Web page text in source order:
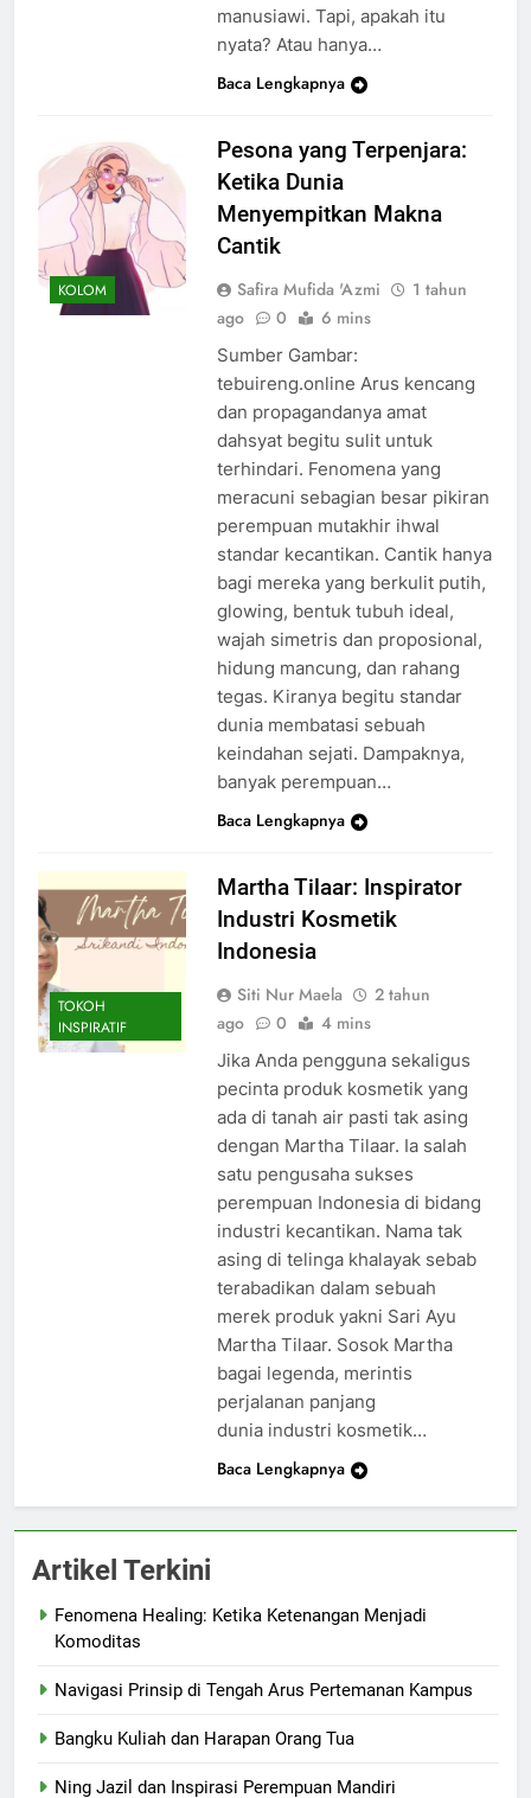
manusiawi. Tapi, apakah itu
nyata? Atau hanya…
Baca Lengkapnya
KOLOM
Pesona yang Terpenjara:
Ketika Dunia
Menyempitkan Makna
Cantik
Safira Mufida 'Azmi
1 tahun
ago
0 6 mins
Sumber Gambar:
tebuireng.online Arus kencang
dan propagandanya amat
dahsyat begitu sulit untuk
terhindari. Fenomena yang
meracuni sebagian besar pikiran
perempuan mutakhir ihwal
standar kecantikan. Cantik hanya
bagi mereka yang berkulit putih,
glowing, bentuk tubuh ideal,
wajah simetris dan proposional,
hidung mancung, dan rahang
tegas. Kiranya begitu standar
dunia membatasi sebuah
keindahan sejati. Dampaknya,
banyak perempuan…
Baca Lengkapnya
TOKOH
INSPIRATIF
Martha Tilaar: Inspirator
Industri Kosmetik
Indonesia
Siti Nur Maela
2 tahun
ago
0 4 mins
Jika Anda pengguna sekaligus
pecinta produk kosmetik yang
ada di tanah air pasti tak asing
dengan Martha Tilaar. Ia salah
satu pengusaha sukses
perempuan Indonesia di bidang
industri kecantikan. Nama tak
asing di telinga khalayak sebab
terabadikan dalam sebuah
merek produk yakni Sari Ayu
Martha Tilaar. Sosok Martha
bagai legenda, merintis
perjalanan panjang
dunia industri kosmetik…
Baca Lengkapnya
Artikel Terkini
Fenomena Healing: Ketika Ketenangan Menjadi
Komoditas
Navigasi Prinsip di Tengah Arus Pertemanan Kampus
Bangku Kuliah dan Harapan Orang Tua
Ning Jazil dan Inspirasi Perempuan Mandiri